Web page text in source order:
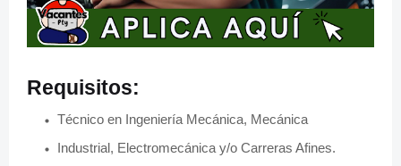
Requisitos:
Técnico en Ingeniería Mecánica, Mecánica
Industrial, Electromecánica y/o Carreras Afines.